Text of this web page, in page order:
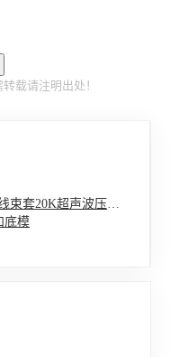
载请注明出处！
束套20K超声波压合
底模